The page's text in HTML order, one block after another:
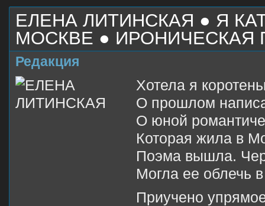
ЕЛЕНА ЛИТИНСКАЯ ● Я
МОСКВЕ ● ИРОНИЧЕСКАЯ
Редакция
Хотела я
О прошлом
О юной
Которая жила в
Поэма вышла.
Могла ее облечь
Приучено